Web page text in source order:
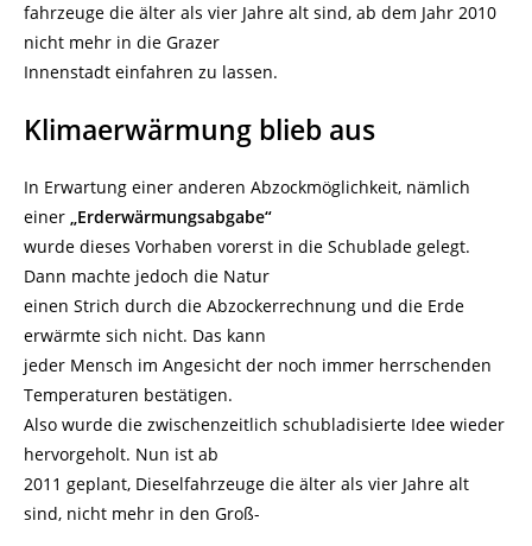
fahrzeuge die älter als vier Jahre alt sind, ab dem Jahr 2010
nicht mehr in die Grazer
Innenstadt einfahren zu lassen.
Klimaerwärmung blieb aus
In Erwartung einer anderen Abzockmöglichkeit, nämlich
einer „Erderwärmungsabgabe“
wurde dieses Vorhaben vorerst in die Schublade gelegt.
Dann machte jedoch die Natur
einen Strich durch die Abzockerrechnung und die Erde
erwärmte sich nicht. Das kann
jeder Mensch im Angesicht der noch immer herrschenden
Temperaturen bestätigen.
Also wurde die zwischenzeitlich schubladisierte Idee wieder
hervorgeholt. Nun ist ab
2011 geplant, Dieselfahrzeuge die älter als vier Jahre alt
sind, nicht mehr in den Groß-